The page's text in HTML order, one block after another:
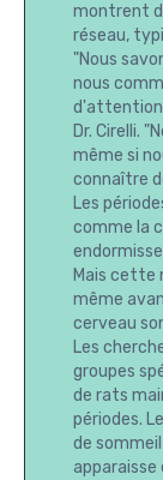
montrent
réseau,
"Nous
nous
d'attention
Dr. Cirelli.
même si
connaître
Les
comme la
Mais cette
même
cerveau
Les
groupes
de rats
périodes.
de